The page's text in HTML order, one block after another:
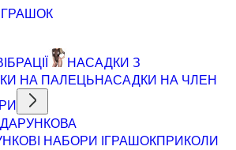
НАСАДКИ З
НА ПАЛЕЦЬНАСАДКИ НА ЧЛЕН
НАБОРИ ІГРАШОКПРИКОЛИ